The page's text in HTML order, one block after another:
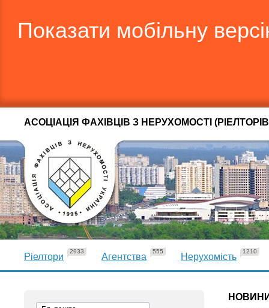
Показати мобільну
АСОЦІАЦІЯ ФАХІВЦІВ З НЕРУХОМОСТІ
Ріелтори
2933
Агентства
555
Нерухомість
1210